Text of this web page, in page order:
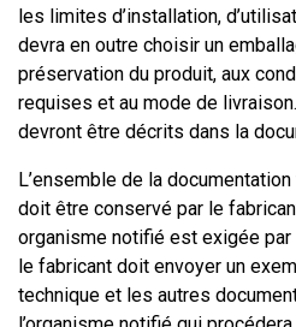
les limites d’installation,
devra en outre choisir un
préservation du produit, aux
requises et au mode de
devront être décrits dans la
L’ensemble de la
doit être conservé par le
organisme notifié est exigée par
le fabricant doit envoyer un
technique et les autres